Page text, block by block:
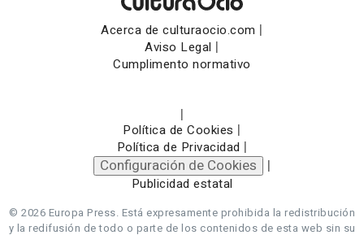
Acerca de culturaocio.com |
Aviso Legal |
Cumplimento normativo
|
Política de Cookies |
Política de Privacidad |
Configuración de Cookies |
Publicidad estatal
© 2026 Europa Press. Está expresamente prohibida la redistribución
y la redifusión de todo o parte de los contenidos de esta web sin su